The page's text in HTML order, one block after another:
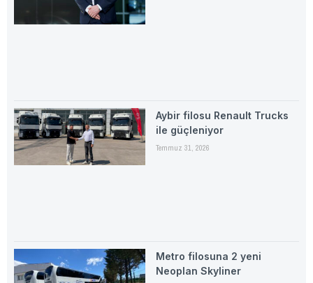
Aybir filosu Renault Trucks
ile güçleniyor
Temmuz 31, 2026
Metro filosuna 2 yeni
Neoplan Skyliner